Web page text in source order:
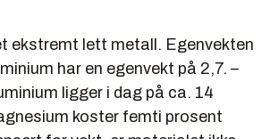
ekstremt lett metall. Egenvekten
har en egenvekt på 2,7. –
ligger i dag på ca. 14
koster femti prosent